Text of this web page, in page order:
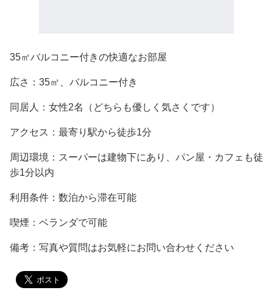
35㎡バルコニー付きの快適なお部屋
広さ：35㎡、バルコニー付き
同居人：女性2名（どちらも優しく気さくです）
アクセス：最寄り駅から徒歩1分
周辺環境：スーパーは建物下にあり、パン屋・カフェも徒
歩1分以内
利用条件：数泊から滞在可能
喫煙：ベランダで可能
備考：写真や質問はお気軽にお問い合わせください